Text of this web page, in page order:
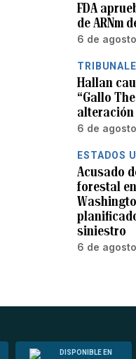
FDA
de ARNm
6 de
Hallan
“Gallo
alteración
6 de
ESTADOS
Acusado
forestal
siniestro
6 de
DISPONIBLE EN